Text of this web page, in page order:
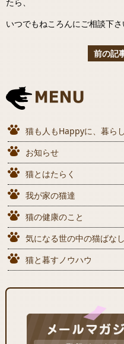
いつでもねころんにご相談下さ
前の記
猫も人もHappyに、暮ら
お知らせ
猫とはたらく
我が家の猫達
猫の健康のこと
気になる世の中の猫ばなし
猫と暮すノウハウ